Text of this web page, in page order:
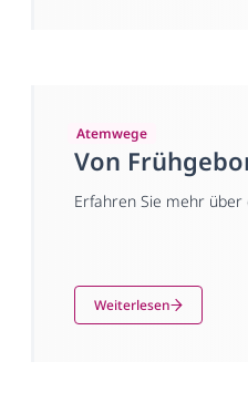
Atemwege
Von
Erfahren Sie mehr über
Weiterlesen